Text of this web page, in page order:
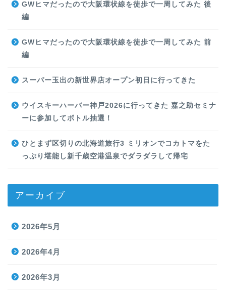
GWヒマだったので大阪環状線を徒歩で一周してみた 後
編
GWヒマだったので大阪環状線を徒歩で一周してみた 前
編
スーパー玉出の新世界店オープン初日に行ってきた
ウイスキーハーバー神戸2026に行ってきた 嘉之助セミナ
ーに参加してボトル抽選！
ひとまず区切りの北海道旅行3 ミリオンでコカトマをた
っぷり堪能し新千歳空港温泉でダラダラして帰宅
アーカイブ
2026年5月
2026年4月
2026年3月